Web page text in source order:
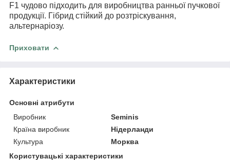
F1 чудово підходить для виробництва ранньої пучкової
продукції. Гібрид стійкий до розтріскування,
альтернаріозу.
Приховати
Характеристики
Основні атрибути
Виробник
Seminis
Країна виробник
Нідерланди
Культура
Морква
Користувацькi характеристики